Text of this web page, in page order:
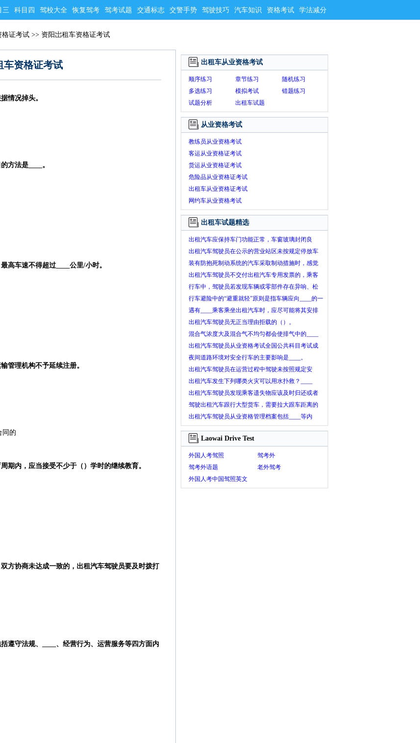
三 科目四 驾校大全 恢复驾考 驾考试题 交通标志 交警手势 驾驶技巧 汽车知识 资格考试 学法减分
格证考试 >> 资阳岀租车资格证考试
车资格证考试
情况掉头。
方法是____。
高车速不得超过____公里/小时。
管理机构不予延续注册。
同的
期内，应当接受不少于（）学时的继续教育。
方协商未达成一致的，出租汽车驾驶员要及时拨打
遵守法规、____、经营行为、运营服务等四方面内
出租车从业资格考试
顺序练习 章节练习
随机练习
多选练习
模拟考试
错题练习
试题分析
出租车试题
从业资格考试
教练员从业资格考试
客运从业资格证考试
货运从业资格证考试
危险品从业资格证考试
出租车从业资格证考试
网约车从业资格考试
出租车试题精选
出租汽车应保持车门功能正常，车窗玻璃封闭良
好，洁净明亮，无遮蔽物，升降自如。
出租汽车驾驶员在公示的营业站区未按规定停放车
辆、候客、揽客的，出租汽车驾驶员服务质量信誉
考核分值____。
装有防抱死制动系统的汽车采取制动措施时，感觉
到制动踏板发生振颤，是防抱死制动系统正常的工
作特性。
出租汽车驾驶员不交付出租汽车专用发票的，乘客
可以拒付车费。
行车中，驾驶员若发现车辆或零部件存在异响、松
动等问题时，下列做法错误的是____。
行车避险中的“避重就轻”原则是指车辆应向____的一
方避让，尽量减轻事故的损失。
遇有____乘客乘坐出租汽车时，应尽可能将其安排
到前排就座，以便沟通或指明目的地。
出租汽车驾驶员无正当理由拒载的（）。
混合气浓度大及混合气不均匀都会使排气中的____
增加。
出租汽车驾驶员从业资格考试全国公共科目考试成
绩3年内全国有效，区域科目考试成绩3年内在考试
所在地设区的市级行政区域内有效。
夜间道路环境对安全行车的主要影响是____。
出租汽车驾驶员在运营过程中驾驶未按照规定安
装、设置、喷涂、张贴出租汽车经营标志标识标志
灯、企业标识、价格标签和监督电话号码等的车
辆，从事出租汽车经营活动的，出租车驾驶员服务
质量信誉考核分值（）。
出租汽车发生下列哪类火灾可以用水扑救？____
出租汽车驾驶员发现乘客遗失物应该及时归还或者
上交。
驾驶出租汽车跟行大型货车，需要拉大跟车距离的
原因是____。
出租汽车驾驶员从业资格管理档案包括____等内
Laowai Drive Test
外国人考驾照
驾考外
驾考外语题
老外驾考
外国人考中国驾照英文